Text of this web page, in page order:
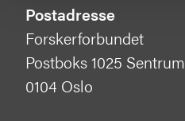
Postadresse
Forskerforbundet
Postboks 1025 Sentrum
0104 Oslo